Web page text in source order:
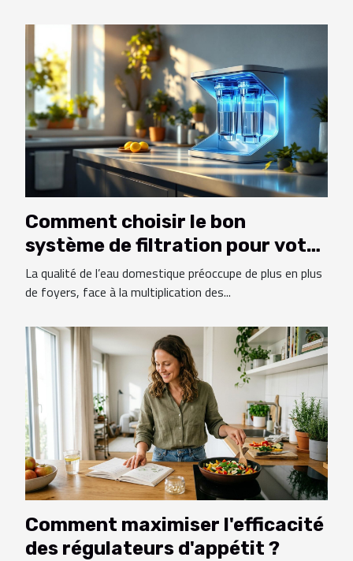
Comment choisir le bon
système de filtration pour votre
domicile ?
La qualité de l’eau domestique préoccupe de plus en plus
de foyers, face à la multiplication des...
Comment maximiser l'efficacité
des régulateurs d'appétit ?